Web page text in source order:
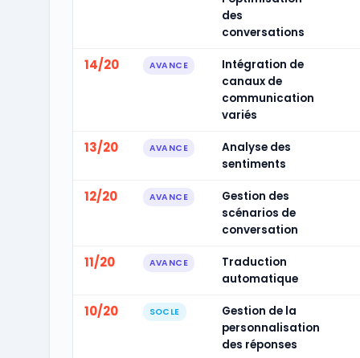
des
conversations
14/20 AVANCE
Intégration de
canaux de
communication
variés
13/20 AVANCE
Analyse des
sentiments
12/20 AVANCE
Gestion des
scénarios de
conversation
11/20 AVANCE
Traduction
automatique
10/20 SOCLE
Gestion de la
personnalisation
des réponses